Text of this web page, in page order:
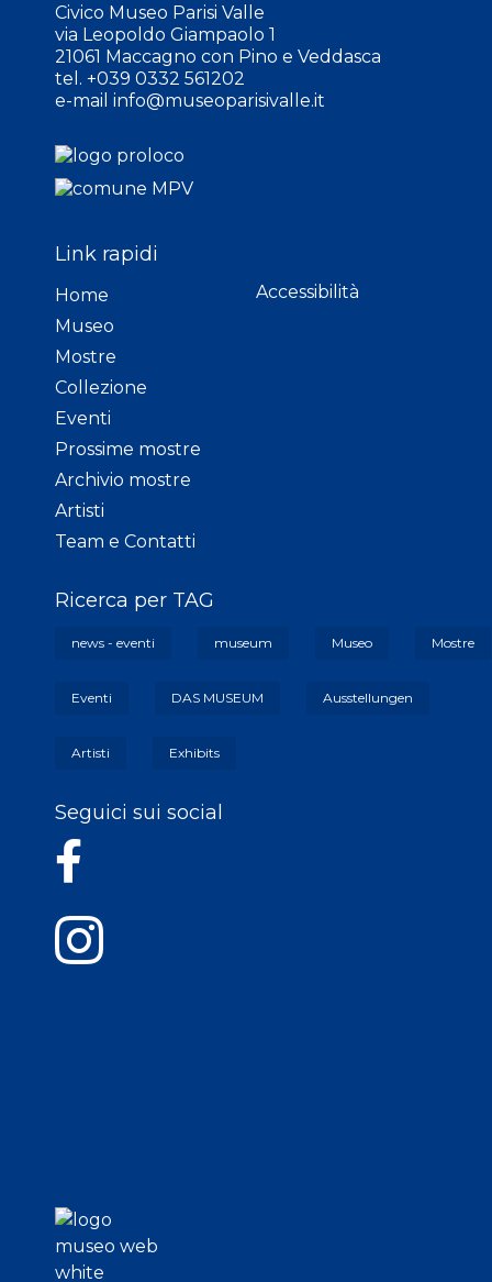
Civico Museo Parisi Valle
via Leopoldo Giampaolo 1
21061 Maccagno con Pino e Veddasca
tel. +039 0332 561202
e-mail info@museoparisivalle.it
Link rapidi
Home
Museo
Mostre
Collezione
Eventi
Prossime mostre
Archivio mostre
Artisti
Team e Contatti
Accessibilità
Ricerca per TAG
news - eventi museum Museo Mostre
Eventi DAS MUSEUM Ausstellungen
Artisti Exhibits
Seguici sui social